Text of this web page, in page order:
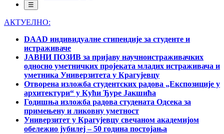
☰
АКТУЕЛНО:
DAAD индивидуалне стипендије за студенте и
истраживаче
ЈАВНИ ПОЗИВ за пријаву научноистраживачких
односно уметничких пројеката младих истраживача и
уметника Универзитета у Крагујевцу
Отворена изложба студентских радова „Експозиције у
архитектури“ у Кући Ђуре Јакшића
Годишња изложба радова студената Одсека за
примењену и ликовну уметност
Универзитет у Крагујевцу свечаном академијом
обележио јубилеј – 50 година постојања